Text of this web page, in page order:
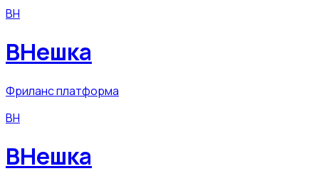
ВН
ВНешка
Фриланс платформа
ВН
ВНешка